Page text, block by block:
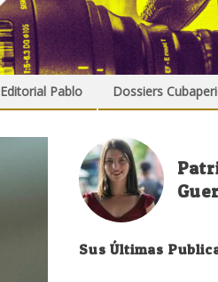
Editorial Pablo Dossiers
Sus Últimas